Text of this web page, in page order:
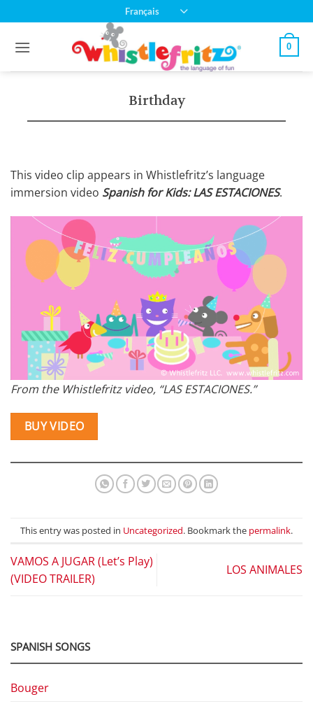
au
contenu
Français
0
Birthday
This video clip appears in Whistlefritz’s language
immersion video Spanish for Kids: LAS ESTACIONES.
From the Whistlefritz video, “LAS ESTACIONES.”
BUY VIDEO
This entry was posted in Uncategorized. Bookmark the permalink.
VAMOS A JUGAR (Let’s Play)
(VIDEO TRAILER)
LOS ANIMALES
SPANISH SONGS
Bouger